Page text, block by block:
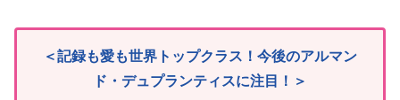
＜記録も愛も世界トップクラス！今後のアルマン
ド・デュプランティスに注目！＞